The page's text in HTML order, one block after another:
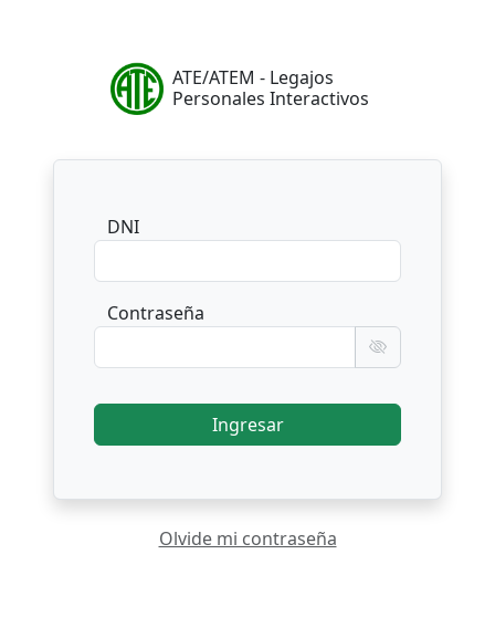
ATE/ATEM - Legajos
Personales Interactivos
DNI
Contraseña
Olvide mi contraseña